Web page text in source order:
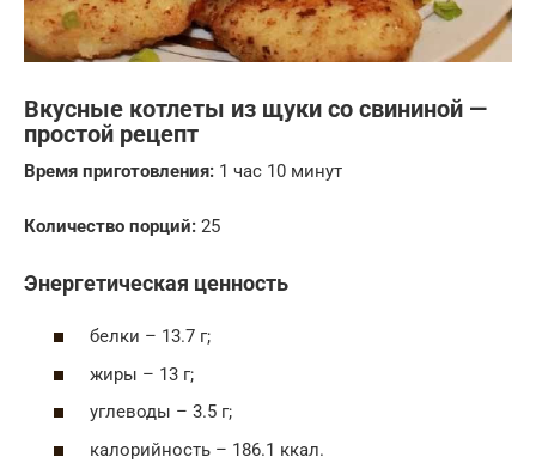
Вкусные котлеты из щуки со свининой —
простой рецепт
Время приготовления: 1 час 10 минут
Количество порций: 25
Энергетическая ценность
белки – 13.7 г;
жиры – 13 г;
углеводы – 3.5 г;
калорийность – 186.1 ккал.